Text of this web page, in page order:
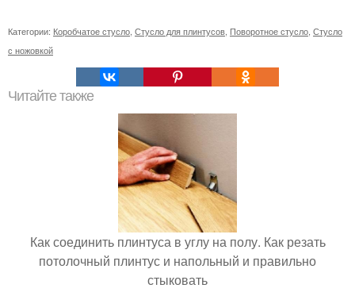
Категории: Коробчатое стусло Стусло для плинтусов Поворотное стусло Стусло
с ножовкой
Читайте также
Как соединить плинтуса в углу на полу. Как резать
потолочный плинтус и напольный и правильно
стыковать